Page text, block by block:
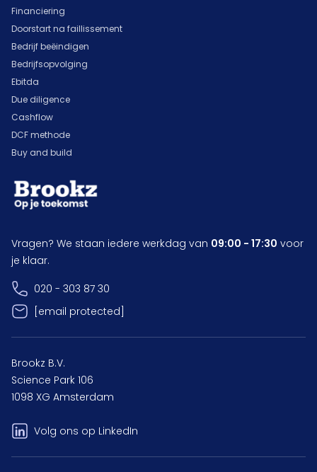
Financiering
Doorstart na faillissement
Bedrijf beëindigen
Bedrijfsopvolging
Ebitda
Due diligence
Cashflow
DCF methode
Buy and build
Vragen? We staan iedere werkdag van 09:00 - 17:30 voor
je klaar.
020 - 303 87 30
[email protected]
Brookz B.V.
Science Park 106
1098 XG Amsterdam
Volg ons op LinkedIn